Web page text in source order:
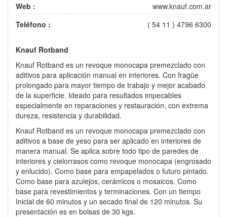
Web :
www.knauf.com.ar
Teléfono :
( 54 11 ) 4796 6300
Knauf Rotband
Knauf Rotband es un revoque monocapa premezclado con
aditivos para aplicación manual en interiores. Con fragüe
prolongado para mayor tiempo de trabajo y mejor acabado
de la superficie. Ideado para resultados impecables
especialmente en reparaciones y restauración, con extrema
dureza, resistencia y durabilidad.
Knauf Rotband es un revoque monocapa premezclado con
aditivos a base de yeso para ser aplicado en interiores de
manera manual. Se aplica sobre todo tipo de paredes de
interiores y cielorrasos como revoque monocapa (engrosado
y enlucido). Como base para empapelados o futuro pintado.
Como base para azulejos, cerámicos o mosaicos. Como
base para revestimientos y terminaciones. Con un tiempo
Inicial de 60 minutos y un secado final de 120 minutos. Su
presentación es en bolsas de 30 kgs.